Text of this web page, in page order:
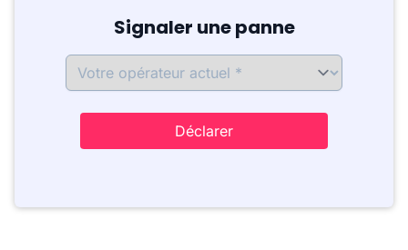
Signaler une panne
Déclarer